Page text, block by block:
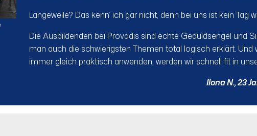
Langeweile? Das kenn‘ ich gar nicht, denn bei uns ist kein Tag
Die Ausbildenden bei Provadis sind echte Geduldsengel und
man auch die schwierigsten Themen total logisch erklärt. Und
immer gleich praktisch anwenden, werden wir schnell fit in
Ilona N., 23